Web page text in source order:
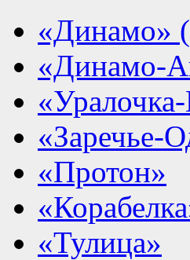
«Динамо»
«Динамо-
«Заречье-
«Протон»
«Тулица»